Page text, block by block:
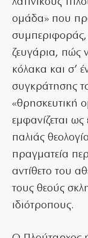
ομάδα» που
ζευγάρια, πώς
κόλακα και σ’
συγκράτησης
«θρησκευτική
εμφανίζεται
παλιάς
πραγματεία
αντίθετο του
τους θεούς
ιδιότροπους.